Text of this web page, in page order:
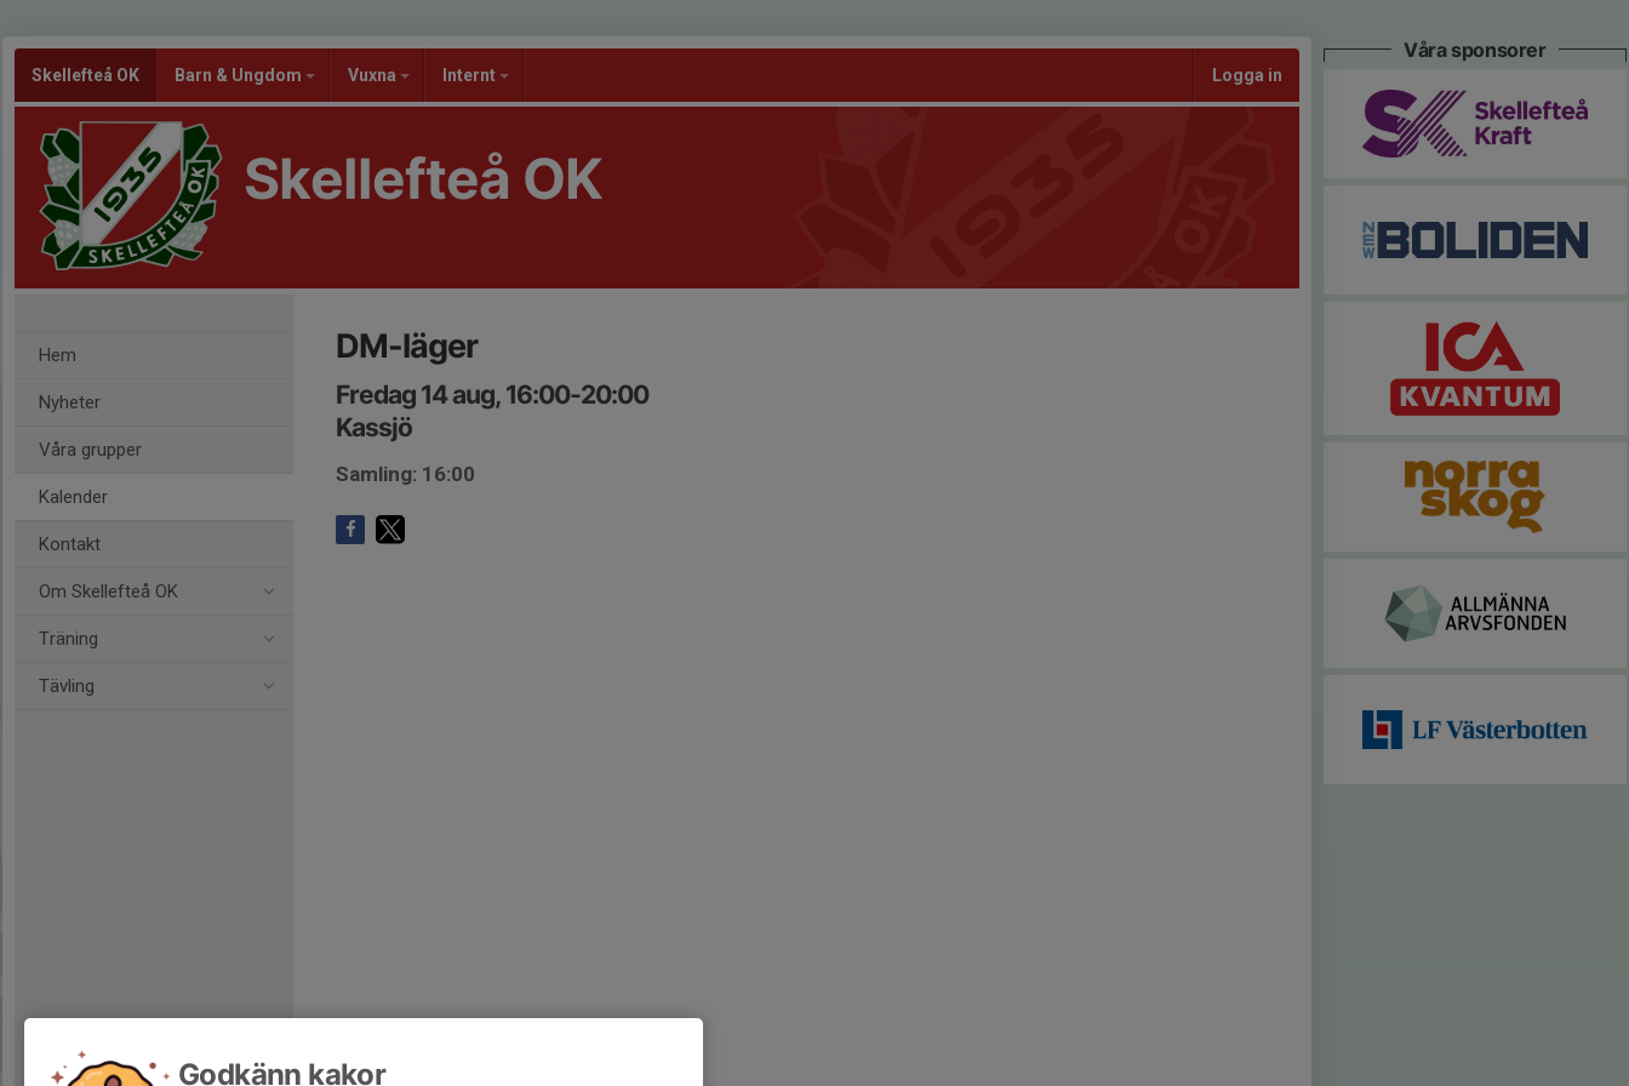
Skellefteå OK Barn & Ungdom Vuxna Internt Logga in
Skellefteå OK
Hem
Nyheter
Våra grupper
Kalender
Kontakt
Om Skellefteå OK
Träning
Tävling
DM-läger
Fredag 14 aug, 16:00-20:00
Kassjö
Samling: 16:00
Våra sponsorer
Godkänn kakor